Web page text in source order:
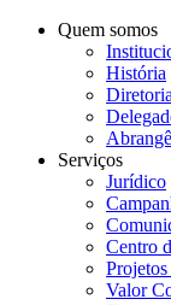
Quem somos
História
Diretoria
Serviços
Jurídico
Centro
Valor